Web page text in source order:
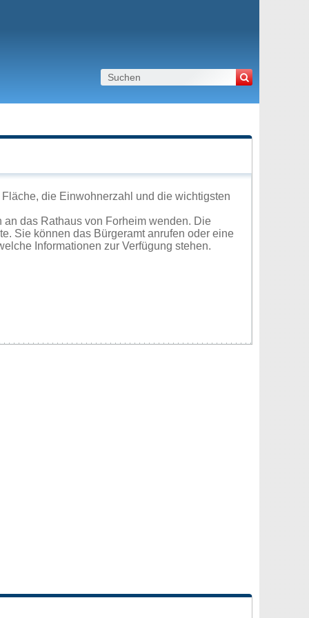
die Einwohnerzahl und die wichtigsten
das Rathaus von Forheim wenden. Die
Sie können das Bürgeramt anrufen oder eine
Informationen zur Verfügung stehen.